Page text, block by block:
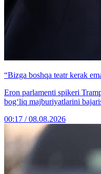
“Bizga boshqa teatr kerak
Eron parlamenti spikeri
bog‘liq majburiyatlarini
00:17 / 08.08.2026